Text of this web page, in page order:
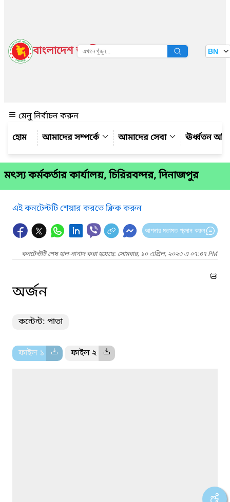
বাংলাদেশ জাতীয় তথ্য বাতায়ন BN
মেনু নির্বাচন করুন
আমাদের সম্পর্কে
আমাদের সেবা ঊর্ধ্বতন
মৎস্য কর্মকর্তার কার্যালয়, চিরিরবন্দর, দিনাজপুর
এই কনটেন্টটি শেয়ার করতে ক্লিক করুন
আপনার মতামত প্রদান করুন
কনটেন্টটি শেষ হাল-নাগাদ করা হয়েছে: সোমবার, ১০ এপ্রিল, ২০২৩ এ ০৭:৩৭ PM
অর্জন
কন্টেন্ট: পাতা
ফাইল ১ ফাইল ২